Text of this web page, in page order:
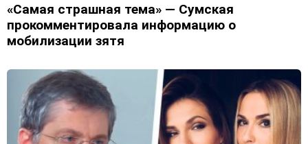
«Самая страшная тема» — Сумская
прокомментировала информацию о
мобилизации зятя